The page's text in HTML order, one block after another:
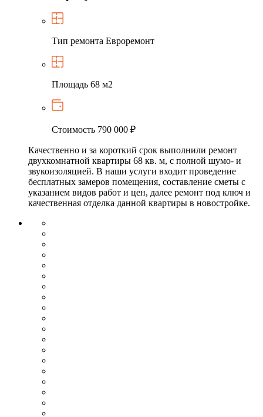
Тип ремонта Евроремонт
Площадь 68 м2
Стоимость 790 000 ₽
Качественно и за короткий срок выполнили ремонт
двухкомнатной квартиры 68 кв. м, с полной шумо- и
звукоизоляцией. В наши услуги входит проведение
бесплатных замеров помещения, составление сметы с
указанием видов работ и цен, далее ремонт под ключ и
качественная отделка данной квартиры в новостройке.